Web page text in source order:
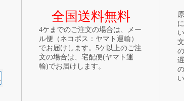
全国送料無料
4ケまでのご注文の場合は、メー
ル便（ネコポス：ヤマト運輸）
でお届けします。5ケ以上のご注
文の場合は、宅配便(ヤマト運
輸)でお届けします。
い